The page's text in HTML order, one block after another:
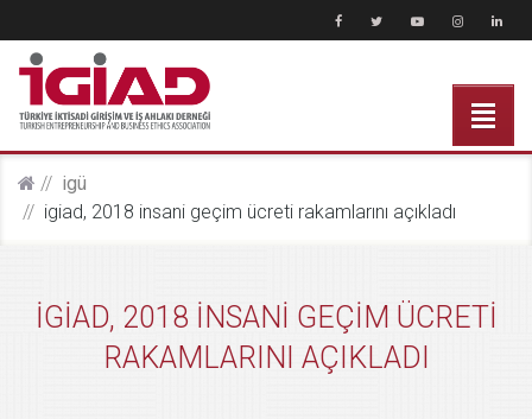
i̇gü
i̇gi̇ad, 2018 i̇nsani̇ geçi̇m ücreti̇ rakamlarini açikladi
İGİAD, 2018 İNSANİ GEÇİM ÜCRETİ
RAKAMLARINI AÇIKLADI